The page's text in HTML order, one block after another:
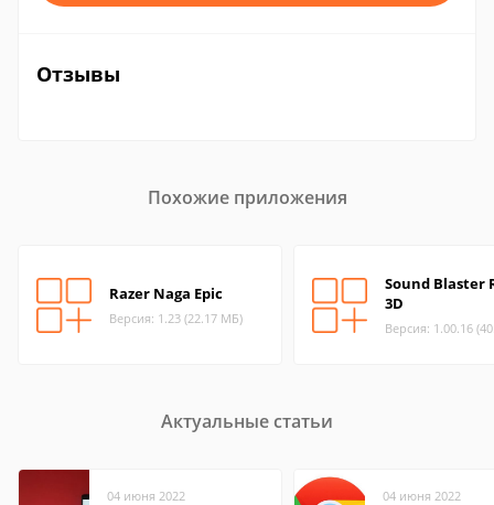
Отзывы
Похожие приложения
Razer Naga Epic
Версия: 1.23 (22.17 МБ)
Sound Blaster
3D
Версия: 1.00.16
Актуальные статьи
04 июня 2022 04 июня 2022